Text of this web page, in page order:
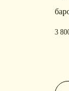
3